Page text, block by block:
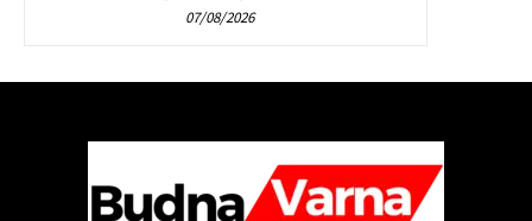
07/08/2026